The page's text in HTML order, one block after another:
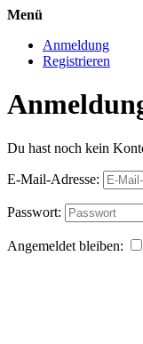
Menü
Anmeldung
Registrieren
Du hast noch kein
E-Mail-Adresse:
Passwort:
Angemeldet bleiben: